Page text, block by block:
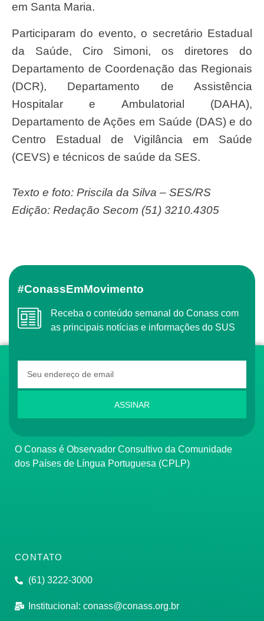
em Santa Maria.
Participaram do evento, o secretário Estadual
da Saúde, Ciro Simoni, os diretores do
Departamento de Coordenação das Regionais
(DCR), Departamento de Assistência
Hospitalar e Ambulatorial (DAHA),
Departamento de Ações em Saúde (DAS) e do
Centro Estadual de Vigilância em Saúde
(CEVS) e técnicos de saúde da SES.
Texto e foto: Priscila da Silva – SES/RS
Edição: Redação Secom (51) 3210.4305
#ConassEmMovimento
Receba o conteúdo semanal do Conass com
as principais notícias e informações do SUS
ASSINAR
O Conass é Observador Consultivo da Comunidade
dos Países de Língua Portuguesa (CPLP)
CONTATO
(61) 3222-3000
Institucional: conass@conass.org.br